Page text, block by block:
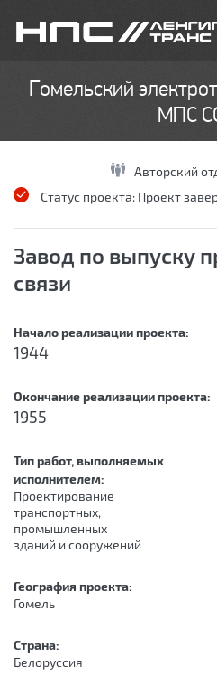
Гомельский
МПС
Авторский
Статус проекта: Проект
Завод по выпуску
связи
Начало реализации проекта:
1944
Окончание реализации проекта:
1955
Тип работ, выполняемых
исполнителем:
Проектирование
транспортных,
промышленных
зданий и сооружений
География проекта:
Гомель
Страна:
Белоруссия